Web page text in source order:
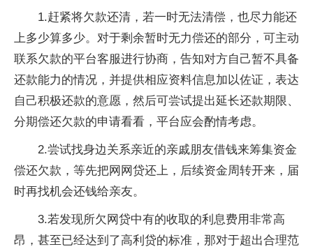
1.赶紧将欠款还清，若一时无法清偿，也尽力能还
上多少算多少。对于剩余暂时无力偿还的部分，可主动
联系欠款的平台客服进行协商，告知对方自己暂不具备
还款能力的情况，并提供相应资料信息加以佐证，表达
自己积极还款的意愿，然后可尝试提出延长还款期限、
分期偿还欠款的申请看看，平台应会酌情考虑。
2.尝试找身边关系亲近的亲戚朋友借钱来筹集资金
偿还欠款，等先把网网贷还上，后续资金周转开来，届
时再找机会还钱给亲友。
3.若发现所欠网贷中有的收取的利息费用非常高
昂，甚至已经达到了高利贷的标准，那对于超出合理范